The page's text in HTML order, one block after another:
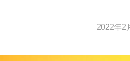
2022年2